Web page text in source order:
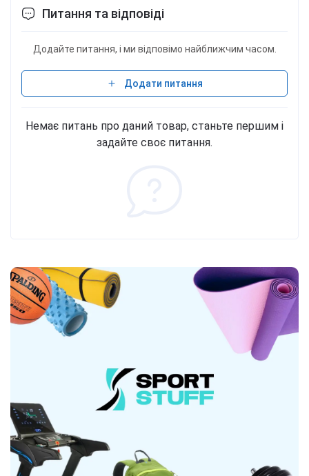
Питання та відповіді
Додайте питання, і ми відповімо найближчим часом.
Додати питання
Немає питань про даний товар, станьте першим і
задайте своє питання.